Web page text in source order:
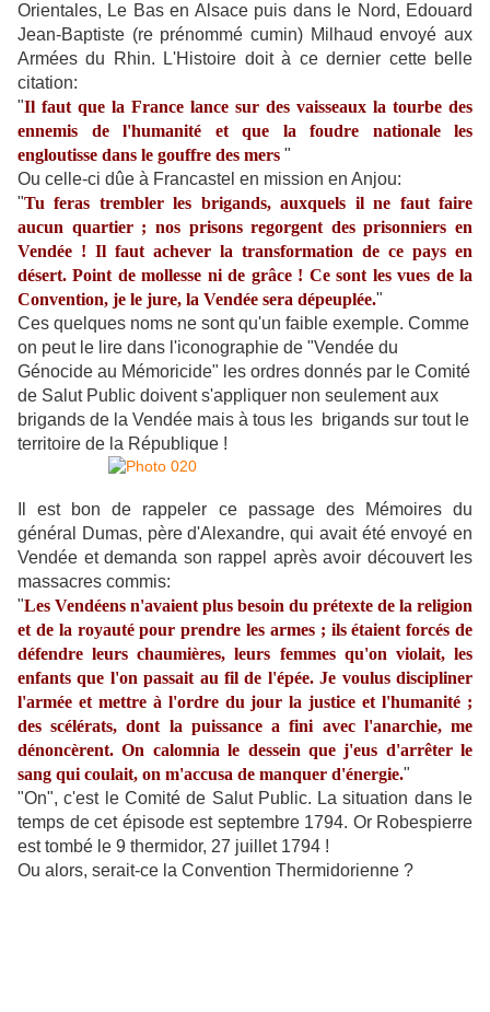
Orientales, Le Bas en Alsace puis dans le Nord, Edouard
Jean-Baptiste (re prénommé cumin) Milhaud envoyé aux
Armées du Rhin. L'Histoire doit à ce dernier cette belle
citation:
"Il faut que la France lance sur des vaisseaux la tourbe des
ennemis de l'humanité et que la foudre nationale les
engloutisse dans le gouffre des mers "
Ou celle-ci dûe à Francastel en mission en Anjou:
"Tu feras trembler les brigands, auxquels il ne faut faire
aucun quartier ; nos prisons regorgent des prisonniers en
Vendée ! Il faut achever la transformation de ce pays en
désert. Point de mollesse ni de grâce ! Ce sont les vues de la
Convention, je le jure, la Vendée sera dépeuplée."
Ces quelques noms ne sont qu'un faible exemple. Comme
on peut le lire dans l'iconographie de "Vendée du
Génocide au Mémoricide" les ordres donnés par le Comité
de Salut Public doivent s'appliquer non seulement aux
brigands de la Vendée mais à tous les brigands sur tout le
territoire de la République !
Il est bon de rappeler ce passage des Mémoires du
général Dumas, père d'Alexandre, qui avait été envoyé en
Vendée et demanda son rappel après avoir découvert les
massacres commis:
"Les Vendéens n'avaient plus besoin du prétexte de la religion
et de la royauté pour prendre les armes ; ils étaient forcés de
défendre leurs chaumières, leurs femmes qu'on violait, les
enfants que l'on passait au fil de l'épée. Je voulus discipliner
l'armée et mettre à l'ordre du jour la justice et l'humanité ;
des scélérats, dont la puissance a fini avec l'anarchie, me
dénoncèrent. On calomnia le dessein que j'eus d'arrêter le
sang qui coulait, on m'accusa de manquer d'énergie."
"On", c'est le Comité de Salut Public. La situation dans le
temps de cet épisode est septembre 1794. Or Robespierre
est tombé le 9 thermidor, 27 juillet 1794 !
Ou alors, serait-ce la Convention Thermidorienne ?